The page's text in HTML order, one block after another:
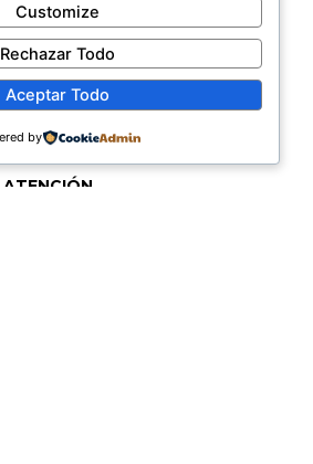
Mercadeo y Ventas (solo WhatsApp)
Customize
Rechazar Todo
Aceptar Todo
by